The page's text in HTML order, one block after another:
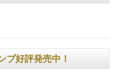
プ好評発売中！